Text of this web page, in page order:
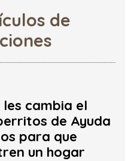
de
les cambia el
de Ayuda
para que
un hogar